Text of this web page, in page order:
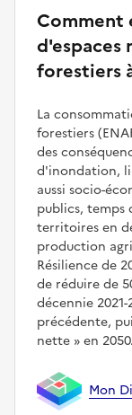
Comment
d'espaces
forestiers
La
forestiers
des
d'inondation,
aussi socio-
publics, temps
territoires en
production
Résilience de
de réduire de
décennie
précédente,
nette
en 2050.
Mon